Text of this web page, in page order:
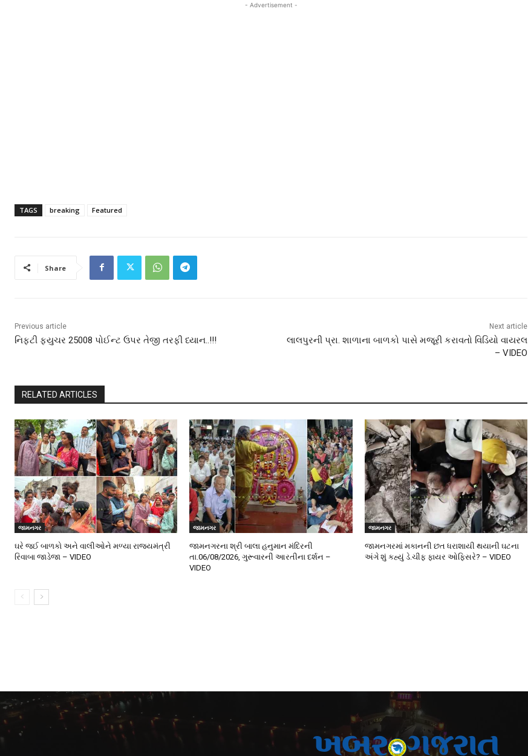
- Advertisement -
TAGS breaking Featured
Share
Previous article
નિફટી ફ્યુચર 25008 પોઈન્ટ ઉપર તેજી તરફી ધ્યાન..!!!
Next article
લાલપુરની પ્રા. શાળાના બાળકો પાસે મજૂરી કરાવતો વિડિયો વાયરલ
– VIDEO
RELATED ARTICLES
જામનગર
ઘરે જઈ બાળકો અને વાલીઓને મળ્યા રાજ્યમંત્રી
રિવાબા જાડેજા – VIDEO
જામનગર
જામનગરના શ્રી બાલા હનુમાન મંદિરની
તા.06/08/2026, ગુરૂવારની આરતીના દર્શન –
VIDEO
જામનગર
જામનગરમાં મકાનની છત ધરાશાયી થયાની ઘટના
અંગે શું કહ્યું ડે.ચીફ ફાયર ઓફિસરે? – VIDEO